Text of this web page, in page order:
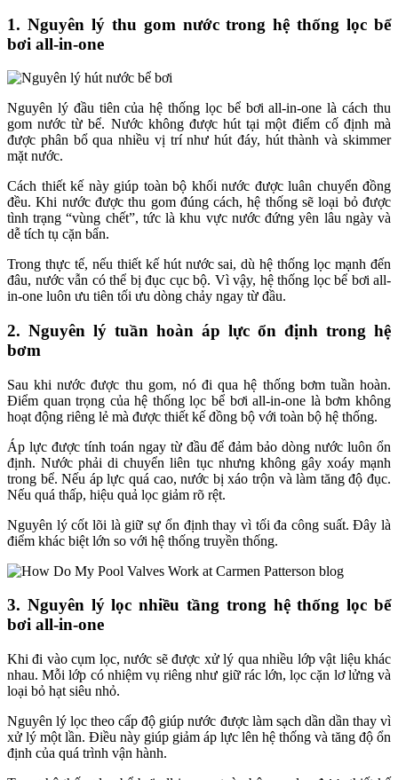
1. Nguyên lý thu gom nước trong hệ thống lọc bể
bơi all-in-one
Nguyên lý đầu tiên của hệ thống lọc bể bơi all-in-one là cách thu
gom nước từ bể. Nước không được hút tại một điểm cố định mà
được phân bổ qua nhiều vị trí như hút đáy, hút thành và skimmer
mặt nước.
Cách thiết kế này giúp toàn bộ khối nước được luân chuyển đồng
đều. Khi nước được thu gom đúng cách, hệ thống sẽ loại bỏ được
tình trạng “vùng chết”, tức là khu vực nước đứng yên lâu ngày và
dễ tích tụ cặn bẩn.
Trong thực tế, nếu thiết kế hút nước sai, dù hệ thống lọc mạnh đến
đâu, nước vẫn có thể bị đục cục bộ. Vì vậy, hệ thống lọc bể bơi all-
in-one luôn ưu tiên tối ưu dòng chảy ngay từ đầu.
2. Nguyên lý tuần hoàn áp lực ổn định trong hệ
bơm
Sau khi nước được thu gom, nó đi qua hệ thống bơm tuần hoàn.
Điểm quan trọng của hệ thống lọc bể bơi all-in-one là bơm không
hoạt động riêng lẻ mà được thiết kế đồng bộ với toàn bộ hệ thống.
Áp lực được tính toán ngay từ đầu để đảm bảo dòng nước luôn ổn
định. Nước phải di chuyển liên tục nhưng không gây xoáy mạnh
trong bể. Nếu áp lực quá cao, nước bị xáo trộn và làm tăng độ đục.
Nếu quá thấp, hiệu quả lọc giảm rõ rệt.
Nguyên lý cốt lõi là giữ sự ổn định thay vì tối đa công suất. Đây là
điểm khác biệt lớn so với hệ thống truyền thống.
3. Nguyên lý lọc nhiều tầng trong hệ thống lọc bể
bơi all-in-one
Khi đi vào cụm lọc, nước sẽ được xử lý qua nhiều lớp vật liệu khác
nhau. Mỗi lớp có nhiệm vụ riêng như giữ rác lớn, lọc cặn lơ lửng và
loại bỏ hạt siêu nhỏ.
Nguyên lý lọc theo cấp độ giúp nước được làm sạch dần dần thay vì
xử lý một lần. Điều này giúp giảm áp lực lên hệ thống và tăng độ ổn
định của quá trình vận hành.